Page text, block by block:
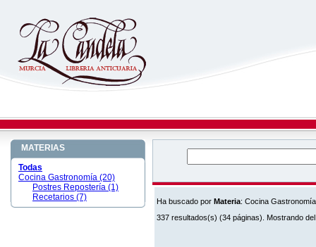
MATERIAS
Todas
Cocina Gastronomía (20)
Postres Repostería (1)
Recetarios (7)
Ha buscado por Materia: Cocina Gastronomía
337 resultados(s) (34 páginas). Mostrando del